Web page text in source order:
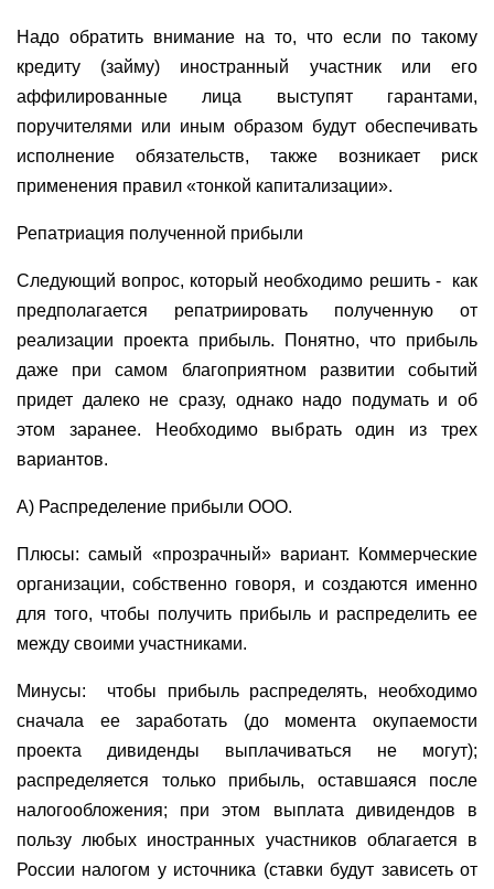
Надо обратить внимание на то, что если по такому
кредиту (займу) иностранный участник или его
аффилированные лица выступят гарантами,
поручителями или иным образом будут обеспечивать
исполнение обязательств, также возникает риск
применения правил «тонкой капитализации».
Репатриация полученной прибыли
Следующий вопрос, который необходимо решить -
как
предполагается репатриировать полученную от
реализации проекта прибыль. Понятно, что прибыль
даже при самом благоприятном развитии событий
придет далеко не сразу, однако надо подумать и об
этом заранее. Необходимо выбрать один из трех
вариантов.
А) Распределение прибыли ООО.
Плюсы: самый «прозрачный» вариант. Коммерческие
организации, собственно говоря, и создаются именно
для того, чтобы получить прибыль и распределить ее
между своими участниками.
Минусы:
чтобы прибыль распределять, необходимо
сначала ее заработать (до момента окупаемости
проекта дивиденды выплачиваться не могут);
распределяется только прибыль, оставшаяся после
налогообложения; при этом выплата дивидендов в
пользу любых иностранных участников облагается в
России налогом у источника (ставки будут зависеть от